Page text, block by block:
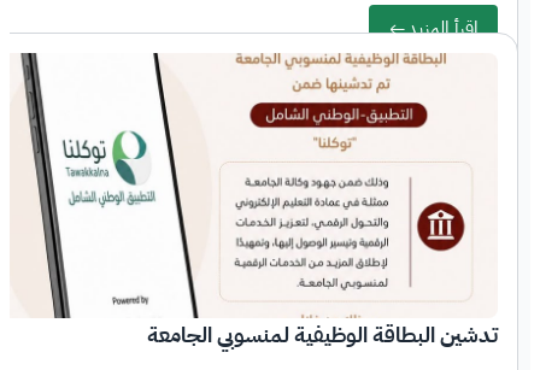
اقرأ المزيد
تدشين البطاقة الوظيفية لمنسوبي الجامعة